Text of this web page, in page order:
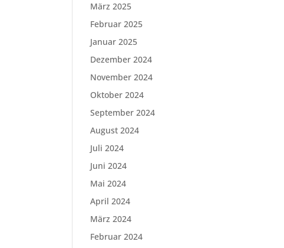
März 2025
Februar 2025
Januar 2025
Dezember 2024
November 2024
Oktober 2024
September 2024
August 2024
Juli 2024
Juni 2024
Mai 2024
April 2024
März 2024
Februar 2024